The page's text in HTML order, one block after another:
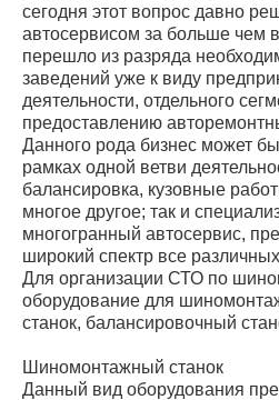
сегодня этот вопрос давно
автосервисом за больше чем
перешло из разряда
заведений уже к виду
деятельности, отдельного
предоставлению
Данного рода бизнес может
рамках одной ветви
балансировка, кузовные
многое другое; так и
многогранный автосервис,
широкий спектр все различных
Для организации СТО по
оборудование для
станок, балансировочный
Шиномонтажный станок
Данный вид оборудования